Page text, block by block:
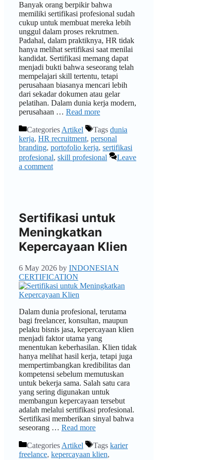
Banyak orang berpikir bahwa
memiliki sertifikasi profesional sudah
cukup untuk membuat mereka lebih
unggul dalam proses rekrutmen.
Padahal, dalam praktiknya, HR tidak
hanya melihat sertifikasi saat menilai
kandidat. Sertifikasi memang dapat
menjadi bukti bahwa seseorang telah
mempelajari skill tertentu, tetapi
perusahaan biasanya mencari lebih
dari sekadar dokumen atau gelar
pelatihan. Dalam dunia kerja modern,
perusahaan … Read more
Categories Artikel Tags dunia
kerja, HR recruitment, personal
branding, portofolio kerja, sertifikasi
profesional, skill profesional
Leave
a comment
Sertifikasi untuk
Meningkatkan
Kepercayaan Klien
6 May 2026 by INDONESIAN
CERTIFICATION
Dalam dunia profesional, terutama
bagi freelancer, konsultan, maupun
pelaku bisnis jasa, kepercayaan klien
menjadi faktor utama yang
menentukan keberhasilan. Klien tidak
hanya melihat hasil kerja, tetapi juga
mempertimbangkan kredibilitas dan
kompetensi sebelum memutuskan
untuk bekerja sama. Salah satu cara
yang sering digunakan untuk
membangun kepercayaan tersebut
adalah melalui sertifikasi profesional.
Sertifikasi memberikan sinyal bahwa
seseorang … Read more
Categories Artikel Tags karier
freelance, kepercayaan klien,